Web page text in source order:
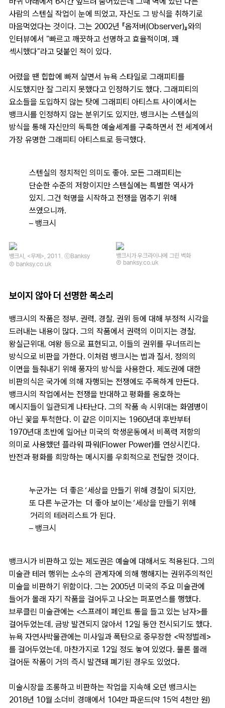
사람의 스텐실 작업이 눈에 띄었고, 자신도 그 방식을 취하기로
마음먹었다는 것이다. 그는 2002년 『옵저버(Observer)』와의
인터뷰에서 “빠르고 깨끗하고 선명하고 효율적이며, 꽤
섹시했다”라고 덧붙인 적이 있다.
어렸을 땐 힙합에 빠져 살면서 뉴욕 스타일로 그래피티를
시도했지만 잘 그리지 못했다고 인정하기도 했다. 그래피티의
요소들을 도입하지 않는 탓에 그래피티 아티스트 사이에서는
뱅크시를 인정하지 않는 분위기도 있지만, 뱅크시는 스텐실의
방식을 통해 자신만의 독특한 예술세계를 구축하면서 전 세계에서
가장 유명한 그래피티 아티스트로 등극했다.
스텐실의 정치적인 의미도 좋아. 모든 그래피티는
단순한 수준의 저항이지만 스텐실에는 특별한 역사가
있지. 그건 혁명을 시작하고 전쟁을 멈추기 위해
쓰였으니까.
– 뱅크시
뱅크시, <무제>, 2011. ⓒBanksy
Ⓒ banksy.co.uk
뱅크시가 우크라이나에 그린 벽화
Ⓒ banksy.co.uk
보이지 않아 더 선명한 목소리
뱅크시의 작품은 정부, 권력, 경찰, 권위 등에 대해 부정적 시각을
드러내는 내용이 많다. 그의 작품에서 권력의 이미지는 경찰,
왕실근위대, 여왕 등으로 표현되고, 이들의 권위를 무너뜨리는
방식으로 비판을 가한다. 이처럼 뱅크시는 법과 질서, 정의의
이면을 들춰내기 위해 풍자의 방식을 사용한다. 제도권에 대한
비판의식은 국가에 의해 자행되는 전쟁에도 주목하게 만든다.
뱅크시의 작업에서는 전쟁을 반대하고 평화를 옹호하는
메시지들이 일관되게 나타난다. 그의 작품 속 시위대는 화염병이
아닌 꽃을 투척한다. 이 같은 이미지는 1960년대 후반부터
1970년대 초반에 일어난 미국의 학생운동에서 비폭력 저항의
의미로 사용했던 플라워 파워(Flower Power)를 연상시킨다.
반전과 평화를 희망하는 메시지를 우회적으로 전달한 것이다.
누군가는 ‘더 좋은’ 세상을 만들기 위해 경찰이 되지만,
또 다른 누군가는 ‘더 좋아 보이는’ 세상을 만들기 위해
‘거리의 테러리스트’가 된다.
– 뱅크시
뱅크시가 비판하고 있는 제도권은 예술에 대해서도 적용된다. 그의
미술관 테러 행위는 소수의 관계자에 의해 행해지는 권위주의적인
미술을 비판하기 위함이다. 그는 2005년 미국의 주요 미술관에
들어가 몰래 자기 작품을 걸어두고 나오는 퍼포먼스를 행했다.
브루클린 미술관에는 <스프레이 페인트 통을 들고 있는 남자>를
걸어두었는데, 금방 발견되지 않아서 12일 동안 전시되기도 했다.
뉴욕 자연사박물관에는 미사일과 폭탄으로 중무장한 <딱정벌레>
를 걸어두었는데, 마찬가지로 12일 정도 놓여 있었다. 물론 몰래
걸어둔 작품이 거의 즉시 발견돼 폐기된 경우도 있었다.
미술시장을 조롱하고 비판하는 작업을 지속해 오던 뱅크시는
2018년 10월 소더비 경매에서 104만 파운드(약 15억 4천만 원)